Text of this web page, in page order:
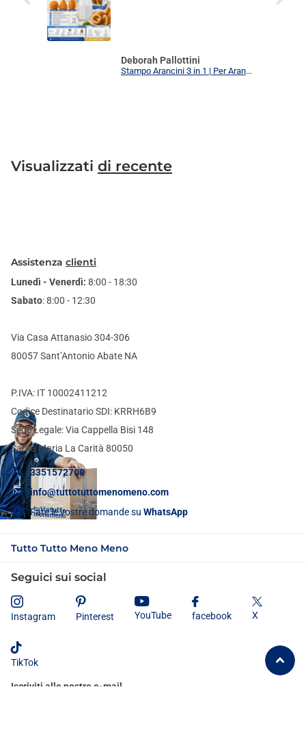
Deborah Pallottini
Stampo Arancini 3 in 1 | Per Arancini, Supplì e Polpette Uniformi | 3 Forme Intercambiabili Food Grade + Ricettario
Visualizzati di recente
Assistenza clienti
Lunedì - Venerdì: 8:00 - 18:30
Sabato: 8:00 - 12:30
Via Casa Attanasio 304-306
80057 Sant’Antonio Abate NA
P.IVA: IT 10002411212
Codice Destinatario SDI: KRRH6B9
Sede Legale: Via Cappella Bisi 148
Santa Maria La Carità 80050
3351572708
info@tuttotuttomenomeno.com
Fate le vostre domande su WhatsApp
Tutto Tutto Meno Meno
Seguici sui social
Instagram Pinterest YouTube facebook X
TikTok
Iscriviti alle nostre e-mail